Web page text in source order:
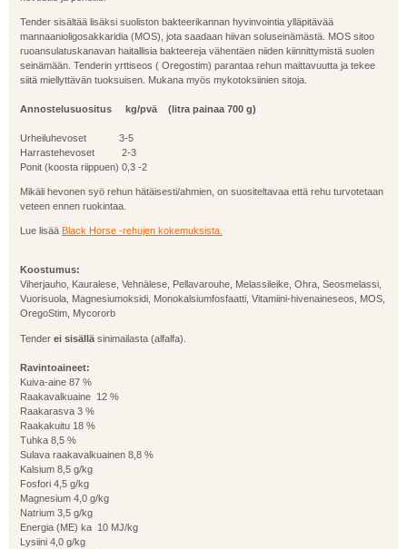
Tender sisältää lisäksi suoliston bakteerikannan hyvinvointia ylläpitävää
mannaanioligosakkaridia (MOS), jota saadaan hiivan soluseinämästä. MOS sitoo
ruoansulatuskanavan haitallisia bakteereja vähentäen niiden kiinnittymistä suolen
seinämään. Tenderin yrttiseos ( Oregostim) parantaa rehun maittavuutta ja tekee
siitä miellyttävän tuoksuisen. Mukana myös mykotoksiinien sitoja.
Annostelusuositus kg/pvä (litra painaa 700 g)
Urheiluhevoset 3-5
Harrastehevoset 2-3
Ponit (koosta riippuen) 0,3 -2
Mikäli hevonen syö rehun hätäisesti/ahmien, on suositeltavaa että rehu turvotetaan
veteen ennen ruokintaa.
Lue lisää Black Horse -rehujen kokemuksista.
Koostumus:
Viherjauho, Kauralese, Vehnälese, Pellavarouhe, Melassileike, Ohra, Seosmelassi,
Vuorisuola, Magnesiumoksidi, Monokalsiumfosfaatti, Vitamiini-hivenaineseos, MOS,
OregoStim, Mycororb
Tender ei sisällä sinimailasta (alfalfa).
Ravintoaineet:
Kuiva-aine 87 %
Raakavalkuaine 12 %
Raakarasva 3 %
Raakakuitu 18 %
Tuhka 8,5 %
Sulava raakavalkuainen 8,8 %
Kalsium 8,5 g/kg
Fosfori 4,5 g/kg
Magnesium 4,0 g/kg
Natrium 3,5 g/kg
Energia (ME) ka 10 MJ/kg
Lysiini 4,0 g/kg